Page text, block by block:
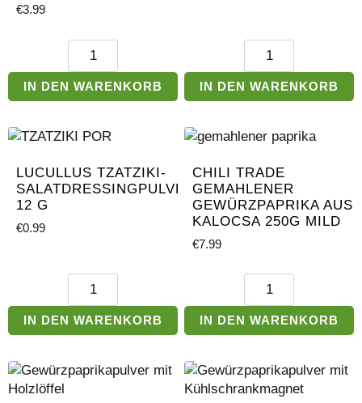
€3.99
Chili
Trade
Gewürzpaprikapulver
geräuchert
Menge
IN DEN WARENKORB
Lucullus
Tausend-
Insel-
Salatdressing
12
Menge
IN DEN WARENKORB
LUCULLUS TZATZIKI-
SALATDRESSINGPULVER
12 G
€0.99
Lucullus
Tzatziki-
Salatdressingpulver
12
Menge
IN DEN WARENKORB
CHILI TRADE
GEMAHLENER
GEWÜRZPAPRIKA AUS
KALOCSA 250G MILD
€7.99
Chili
Trade
Gemahlener
Gewürzpaprika
Kalocsa
250g
IN DEN WARENKORB